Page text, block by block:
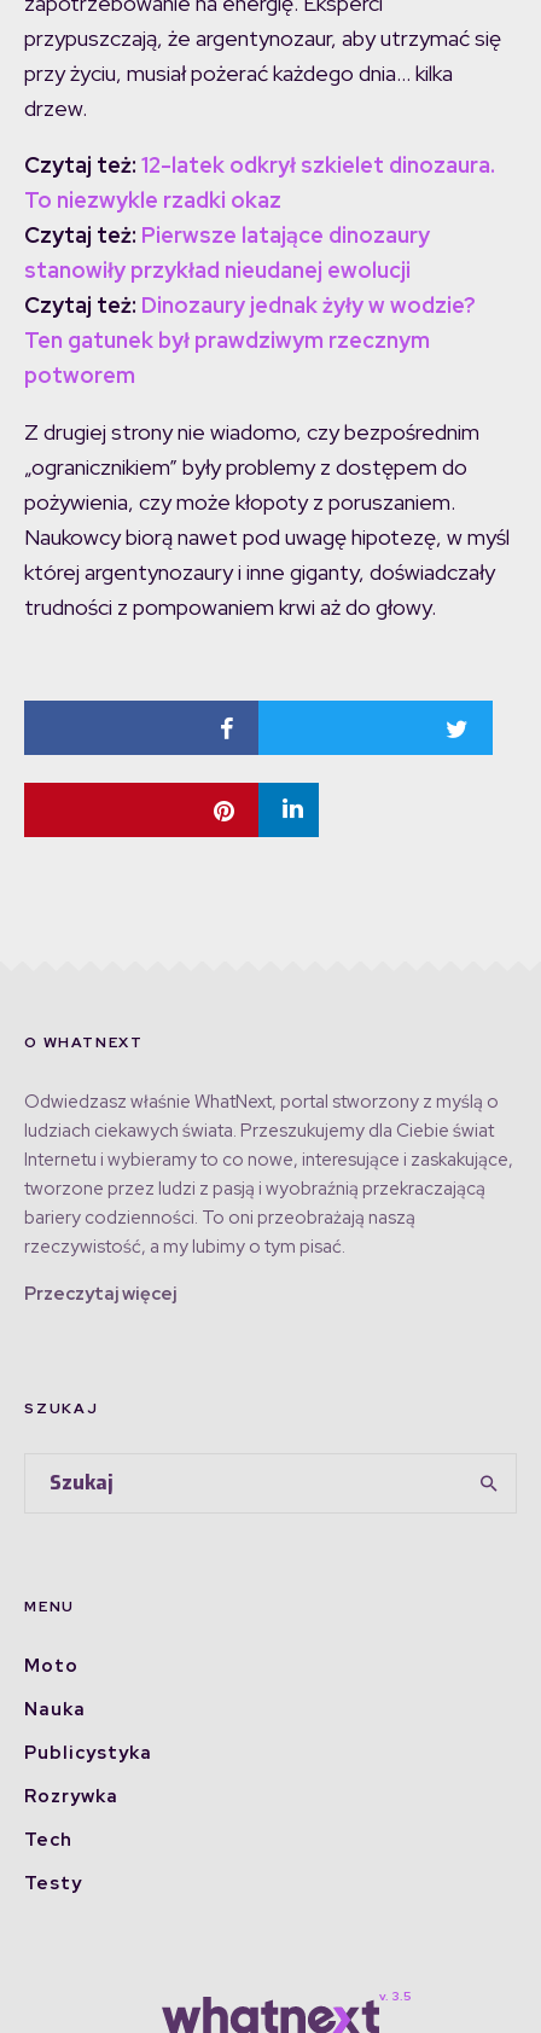
przypuszczają, że argentynozaur, aby utrzymać się
przy życiu, musiał pożerać każdego dnia… kilka
drzew.
Czytaj też: 12-latek odkrył szkielet dinozaura.
To niezwykle rzadki okaz
Czytaj też: Pierwsze latające dinozaury
stanowiły przykład nieudanej ewolucji
Czytaj też: Dinozaury jednak żyły w wodzie?
Ten gatunek był prawdziwym rzecznym
potworem
Z drugiej strony nie wiadomo, czy bezpośrednim
„ogranicznikiem” były problemy z dostępem do
pożywienia, czy może kłopoty z poruszaniem.
Naukowcy biorą nawet pod uwagę hipotezę, w myśl
której argentynozaury i inne giganty, doświadczały
trudności z pompowaniem krwi aż do głowy.
O WHATNEXT
Odwiedzasz właśnie WhatNext, portal stworzony z myślą o
ludziach ciekawych świata. Przeszukujemy dla Ciebie świat
Internetu i wybieramy to co nowe, interesujące i zaskakujące,
tworzone przez ludzi z pasją i wyobraźnią przekraczającą
bariery codzienności. To oni przeobrażają naszą
rzeczywistość, a my lubimy o tym pisać.
Przeczytaj więcej
SZUKAJ
MENU
Moto
Nauka
Publicystyka
Rozrywka
Tech
Testy